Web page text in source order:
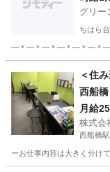
グリー
ちはら
━＊━＊━＊━＊━＊━＊━＊━
ちは
＜住
西船橋
月給
株式会
西船橋駅
ーお仕事内容は大きく分け